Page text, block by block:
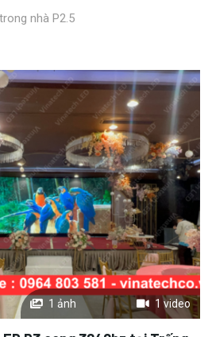
nhà P2.5
1 ảnh 1 video